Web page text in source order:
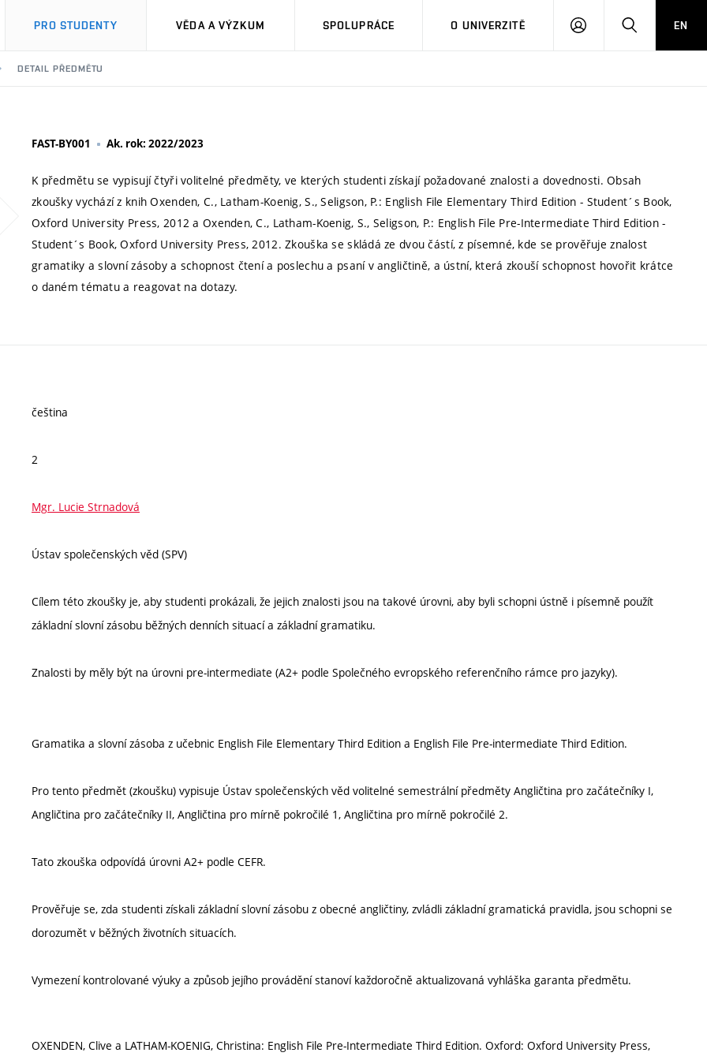
PRO STUDENTY VĚDA A VÝZKUM SPOLUPRÁCE O UNIVERZITĚ
PŘIHLÁSIT HLEDATEN
DETAIL PŘEDMĚTU
FAST-BY001 Ak. rok: 2022/2023
K předmětu se vypisují čtyři volitelné předměty, ve kterých studenti získají požadované znalosti a dovednosti. Obsah
zkoušky vychází z knih Oxenden, C., Latham-Koenig, S., Seligson, P.: English File Elementary Third Edition - Student´s Book,
Oxford University Press, 2012 a Oxenden, C., Latham-Koenig, S., Seligson, P.: English File Pre-Intermediate Third Edition -
Student´s Book, Oxford University Press, 2012. Zkouška se skládá ze dvou částí, z písemné, kde se prověřuje znalost
gramatiky a slovní zásoby a schopnost čtení a poslechu a psaní v angličtině, a ústní, která zkouší schopnost hovořit krátce
o daném tématu a reagovat na dotazy.
čeština
2
Mgr. Lucie Strnadová
Ústav společenských věd (SPV)
Cílem této zkoušky je, aby studenti prokázali, že jejich znalosti jsou na takové úrovni, aby byli schopni ústně i písemně použít
základní slovní zásobu běžných denních situací a základní gramatiku.
Znalosti by měly být na úrovni pre-intermediate (A2+ podle Společného evropského referenčního rámce pro jazyky).
Gramatika a slovní zásoba z učebnic English File Elementary Third Edition a English File Pre-intermediate Third Edition.
Pro tento předmět (zkoušku) vypisuje Ústav společenských věd volitelné semestrální předměty Angličtina pro začátečníky I,
Angličtina pro začátečníky II, Angličtina pro mírně pokročilé 1, Angličtina pro mírně pokročilé 2.
Tato zkouška odpovídá úrovni A2+ podle CEFR.
Prověřuje se, zda studenti získali základní slovní zásobu z obecné angličtiny, zvládli základní gramatická pravidla, jsou schopni se
dorozumět v běžných životních situacích.
Vymezení kontrolované výuky a způsob jejího provádění stanoví každoročně aktualizovaná vyhláška garanta předmětu.
OXENDEN, Clive a LATHAM-KOENIG, Christina: English File Pre-Intermediate Third Edition. Oxford: Oxford University Press,